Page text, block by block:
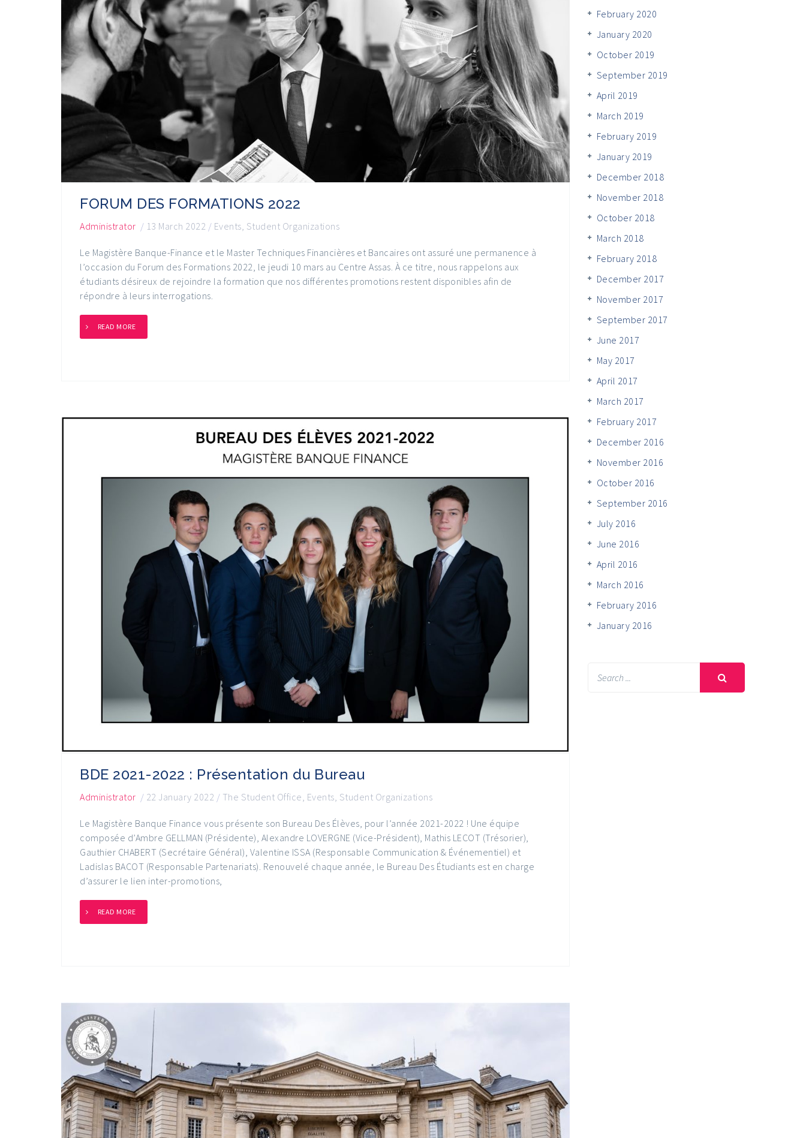
FORUM DES FORMATIONS 2022
Administrator / 13 March 2022 / Events Student Organizations
Le Magistère Banque-Finance et le Master Techniques Financières et Bancaires ont assuré une permanence à
l’occasion du Forum des Formations 2022, le jeudi 10 mars au Centre Assas. À ce titre, nous rappelons aux
étudiants désireux de rejoindre la formation que nos différentes promotions restent disponibles afin de
répondre à leurs interrogations.
READ MORE
BDE 2021-2022 : Présentation du Bureau
Administrator / 22 January 2022 / The Student Office, Events, Student Organizations
Le Magistère Banque Finance vous présente son Bureau Des Élèves, pour l’année 2021-2022 ! Une équipe
composée d’Ambre GELLMAN (Présidente), Alexandre LOVERGNE (Vice-Président), Mathis LECOT (Trésorier),
Gauthier CHABERT (Secrétaire Général), Valentine ISSA (Responsable Communication & Événementiel) et
Ladislas BACOT (Responsable Partenariats). Renouvelé chaque année, le Bureau Des Étudiants est en charge
d’assurer le lien inter-promotions,
READ MORE
February 2020
January 2020
October 2019
September 2019
April 2019
March 2019
February 2019
January 2019
December 2018
November 2018
October 2018
March 2018
February 2018
December 2017
November 2017
September 2017
June 2017
May 2017
April 2017
March 2017
February 2017
December 2016
November 2016
October 2016
September 2016
July 2016
June 2016
April 2016
March 2016
February 2016
January 2016